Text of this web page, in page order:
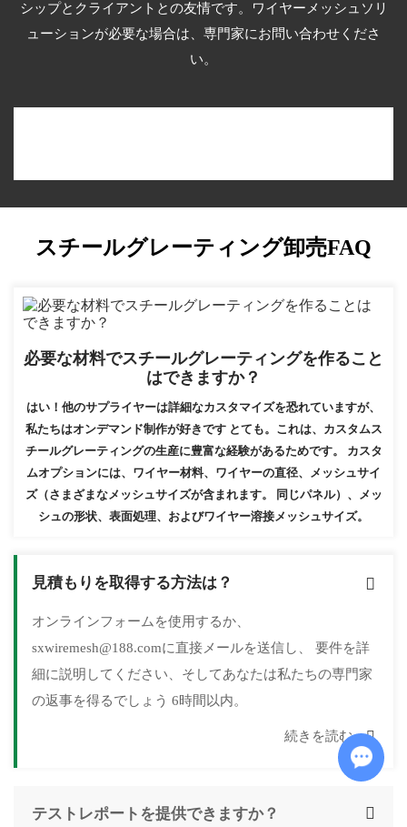
シップとクライアントとの友情です。ワイヤーメッシュソリ
ューションが必要な場合は、専門家にお問い合わせくださ
い。
スチールグレーティング卸売FAQ
必要な材料でスチールグレーティングを作ること
はできますか？
はい！他のサプライヤーは詳細なカスタマイズを恐れていますが、
私たちはオンデマンド制作が好きです とても。これは、カスタムス
チールグレーティングの生産に豊富な経験があるためです。 カスタ
ムオプションには、ワイヤー材料、ワイヤーの直径、メッシュサイ
ズ（さまざまなメッシュサイズが含まれます。 同じパネル）、メッ
シュの形状、表面処理、およびワイヤー溶接メッシュサイズ。
見積もりを取得する方法は？
オンラインフォームを使用するか、
sxwiremesh@188.comに直接メールを送信し、 要件を詳
細に説明してください、そしてあなたは私たちの専門家
の返事を得るでしょう 6時間以内。
続きを読む
テストレポートを提供できますか？